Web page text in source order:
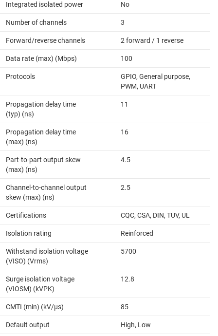
Integrated isolated power No
Number of channels 3
Forward/reverse channels 2 forward / 1 reverse
Data rate (max) (Mbps) 100
Protocols
GPIO, General purpose,
PWM, UART
Propagation delay time
(typ) (ns)
11
Propagation delay time
(max) (ns)
16
Part-to-part output skew
(max) (ns)
4.5
Channel-to-channel output
skew (max) (ns)
2.5
Certifications CQC, CSA, DIN, TUV, UL
Isolation rating Reinforced
Withstand isolation voltage
(VISO) (Vrms)
5700
Surge isolation voltage
(VIOSM) (kVPK)
12.8
CMTI (min) (kV/µs) 85
Default output High, Low